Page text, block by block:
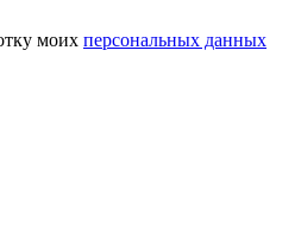
моих персональных данных